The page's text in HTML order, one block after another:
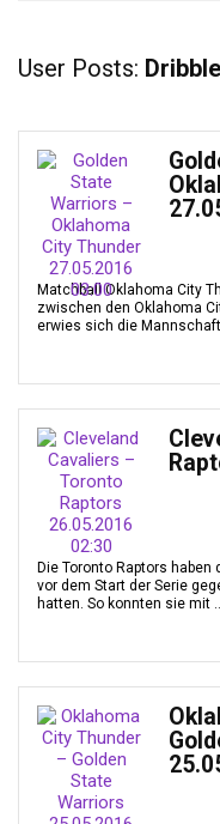
User Posts:
Matchball Oklahoma City
zwischen den Oklahoma
erwies sich die
Die Toronto Raptors
vor dem Start der Serie
hatten. So konnten sie mit